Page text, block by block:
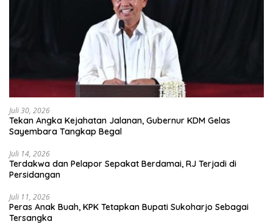
Juli 30, 2026
Tekan Angka Kejahatan Jalanan, Gubernur KDM Gelas
Sayembara Tangkap Begal
Juli 14, 2026
Terdakwa dan Pelapor Sepakat Berdamai, RJ Terjadi di
Persidangan
Juli 11, 2026
Peras Anak Buah, KPK Tetapkan Bupati Sukoharjo Sebagai
Tersangka